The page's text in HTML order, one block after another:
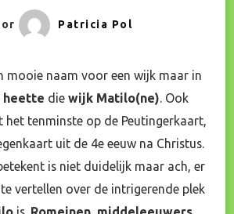
Patricia Pol
mooie naam voor een wijk maar in
heette die wijk Matilo(ne). Ook
het tenminste op de Peutingerkaart,
uit de 4e eeuw na Christus.
is niet duidelijk maar ach, er
vertellen over de intrigerende plek